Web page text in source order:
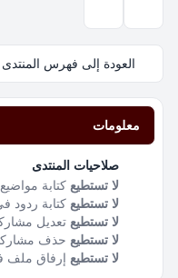
العودة إلى فهرس المنتدى
معلومات
صلاحيات المنتدى
لا تستطيع كتابة
لا تستطيع كتابة ردود
لا تستطيع تعديل
لا تستطيع حذف
لا تستطيع إرفاق ملف